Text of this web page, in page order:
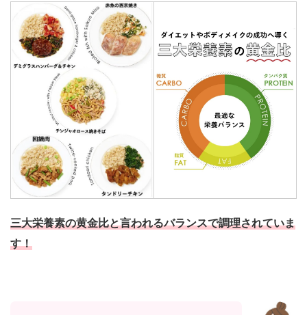
三大栄養素の黄金比と言われるバランスで調理されていま
す！